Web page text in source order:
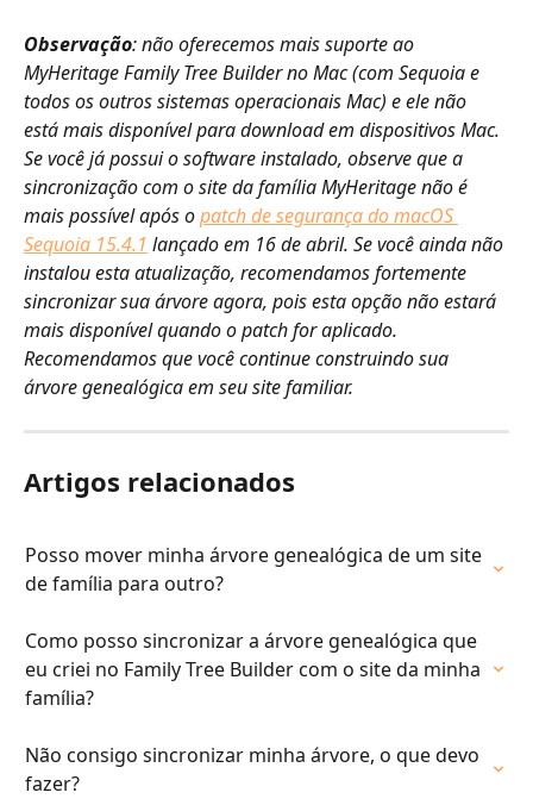
Observação: não oferecemos mais suporte ao
MyHeritage Family Tree Builder no Mac (com Sequoia e
todos os outros sistemas operacionais Mac) e ele não
está mais disponível para download em dispositivos Mac.
Se você já possui o software instalado, observe que a
sincronização com o site da família MyHeritage não é
mais possível após o ​patch de segurança do macOS
Sequoia 15.4.1 lançado em 16 de abril. Se você ainda não
instalou esta atualização, recomendamos fortemente
sincronizar sua árvore agora, pois esta opção não estará
mais disponível quando o patch for aplicado.
Recomendamos que você continue construindo sua
árvore genealógica em seu site familiar.​
Artigos relacionados
Posso mover minha árvore genealógica de um site
de família para outro?
Como posso sincronizar a árvore genealógica que
eu criei no Family Tree Builder com o site da minha
família?
Não consigo sincronizar minha árvore, o que devo
fazer?